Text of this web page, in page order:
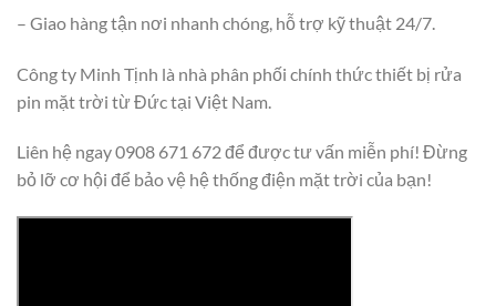
– Giao hàng tận nơi nhanh chóng, hỗ trợ kỹ thuật 24/7.
Công ty Minh Tịnh là nhà phân phối chính thức thiết bị rửa
pin mặt trời từ Đức tại Việt Nam.
Liên hệ ngay 0908 671 672 để được tư vấn miễn phí! Đừng
bỏ lỡ cơ hội để bảo vệ hệ thống điện mặt trời của bạn!